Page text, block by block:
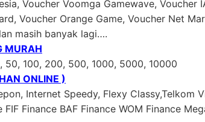
Voucher Voomga Gamewave, Voucher
Voucher Orange Game, Voucher Net
masih banyak lagi….
MURAH
100, 200, 500, 1000, 5000, 10000
ONLINE )
Internet Speedy, Flexy
Finance BAF Finance WOM Finance